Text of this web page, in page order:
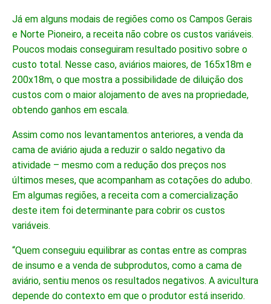
Já em alguns modais de regiões como os Campos Gerais
e Norte Pioneiro, a receita não cobre os custos variáveis.
Poucos modais conseguiram resultado positivo sobre o
custo total. Nesse caso, aviários maiores, de 165x18m e
200x18m, o que mostra a possibilidade de diluição dos
custos com o maior alojamento de aves na propriedade,
obtendo ganhos em escala.
Assim como nos levantamentos anteriores, a venda da
cama de aviário ajuda a reduzir o saldo negativo da
atividade – mesmo com a redução dos preços nos
últimos meses, que acompanham as cotações do adubo.
Em algumas regiões, a receita com a comercialização
deste item foi determinante para cobrir os custos
variáveis.
“Quem conseguiu equilibrar as contas entre as compras
de insumo e a venda de subprodutos, como a cama de
aviário, sentiu menos os resultados negativos. A avicultura
depende do contexto em que o produtor está inserido.